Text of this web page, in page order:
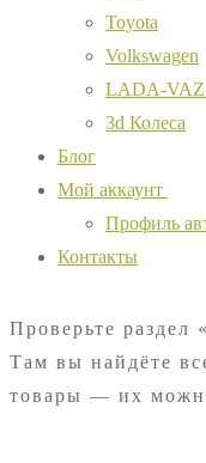
Toyota
Volkswagen
LADA-
3d Колеса
Блог
Мой аккаунт
Профиль
Контакты
Проверьте раздел
Там вы найдёте
товары — их